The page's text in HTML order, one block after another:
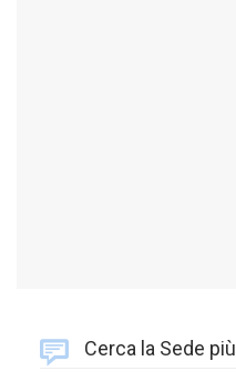
Cerca la Sede